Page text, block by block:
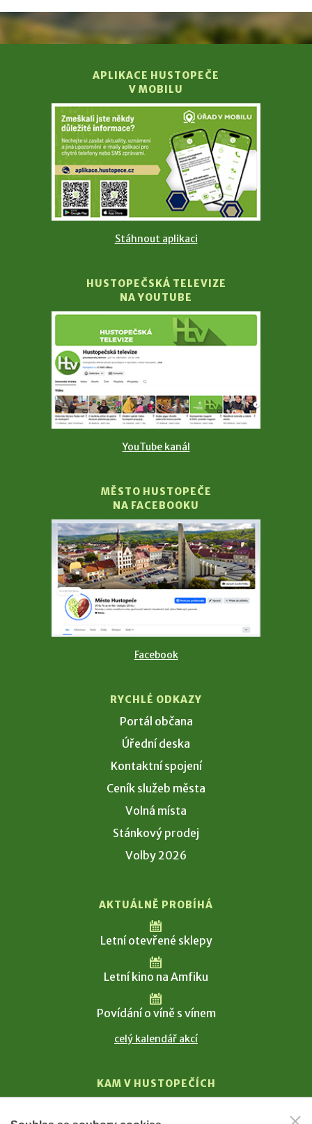
APLIKACE HUSTOPEČE
V MOBILU
Stáhnout aplikaci
HUSTOPEČSKÁ TELEVIZE
NA YOUTUBE
YouTube kanál
MĚSTO HUSTOPEČE
NA FACEBOOKU
Facebook
RYCHLÉ ODKAZY
Portál občana
Úřední deska
Kontaktní spojení
Ceník služeb města
Volná místa
Stánkový prodej
Volby 2026
AKTUÁLNĚ PROBÍHÁ
Letní otevřené sklepy
Letní kino na Amfiku
Povídání o víně s vínem
celý kalendář akcí
KAM V HUSTOPEČÍCH